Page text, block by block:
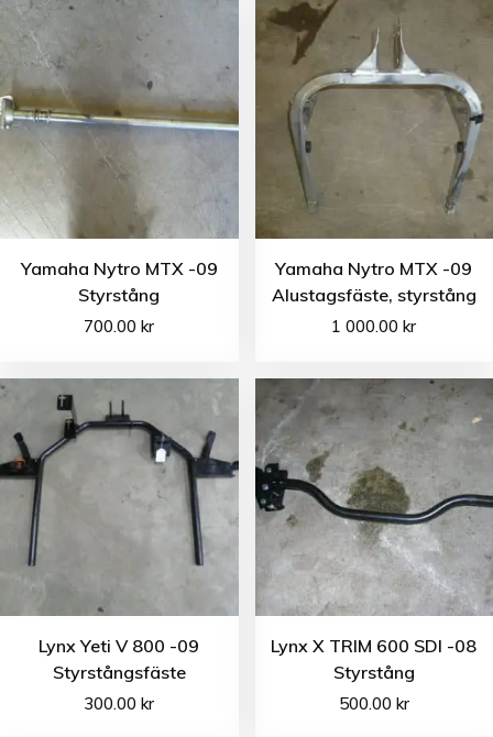
Yamaha Nytro MTX -09
Styrstång
700.00kr
Yamaha Nytro MTX -09
Alustagsfäste, styrstång
1 000.00kr
Lynx Yeti V 800 -09
Styrstångsfäste
300.00kr
Lynx X TRIM 600 SDI -08
Styrstång
500.00 kr